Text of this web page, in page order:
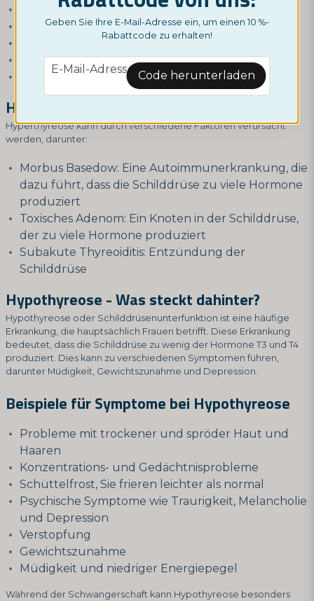
Reizbarkeit
Depression
Schwierigkeiten bei der Konzentration
Gemütschwankungen
Nervosität
Hyperthyreose - Was steckt dahinter?
Hyperthyreose kann durch verschiedene Faktoren verursacht
werden, darunter:
Morbus Basedow: Eine Autoimmunerkrankung, die
dazu führt, dass die Schilddrüse zu viele Hormone
produziert
Toxisches Adenom: Ein Knoten in der Schilddrüse,
der zu viele Hormone produziert
Subakute Thyreoiditis: Entzündung der
Schilddrüse
Hypothyreose - Was steckt dahinter?
Hypothyreose oder Schilddrüsenunterfunktion ist eine häufige
Erkrankung, die hauptsächlich Frauen betrifft. Diese Erkrankung
bedeutet, dass die Schilddrüse zu wenig der Hormone T3 und T4
produziert. Dies kann zu verschiedenen Symptomen führen,
darunter Müdigkeit, Gewichtszunahme und Depression.
Beispiele für Symptome bei Hypothyreose
Probleme mit trockener und spröder Haut und
Haaren
Konzentrations- und Gedächtnisprobleme
Schüttelfrost, Sie frieren leichter als normal
Psychische Symptome wie Traurigkeit, Melancholie
und Depression
Verstopfung
Gewichtszunahme
Müdigkeit und niedriger Energiepegel
Während der Schwangerschaft kann Hypothyreose besonders
Geben Sie Ihre E-Mail-Adresse ein, um einen 10 %-
Rabattcode zu erhalten!
email
E-Mail-Adresse Code herunterladen